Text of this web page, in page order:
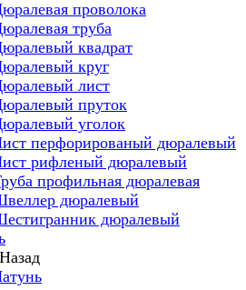
проволока
труба
квадрат
круг
лист
пруток
уголок
перфорированый дюралевый
рифленый дюралевый
профильная дюралевая
дюралевый
дюралевый
Назад